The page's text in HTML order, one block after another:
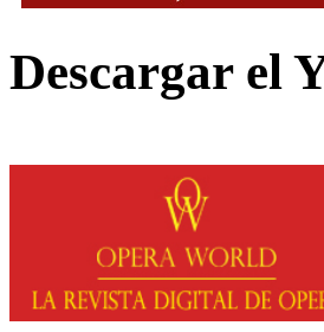
Descargar el